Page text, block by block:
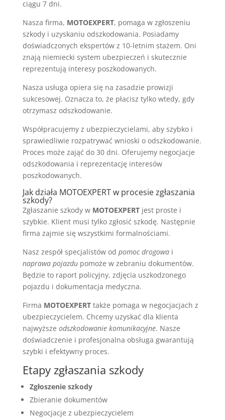
ciągu 7 dni.
Nasza firma, MOTOEXPERT, pomaga w zgłoszeniu
szkody i uzyskaniu odszkodowania. Posiadamy
doświadczonych ekspertów z 10-letnim stażem. Oni
znają niemiecki system ubezpieczeń i skutecznie
reprezentują interesy poszkodowanych.
Nasza usługa opiera się na zasadzie prowizji
sukcesowej. Oznacza to, że płacisz tylko wtedy, gdy
otrzymasz odszkodowanie.
Współpracujemy z ubezpieczycielami, aby szybko i
sprawiedliwie rozpatrywać wnioski o odszkodowanie.
Proces może zająć do 30 dni. Oferujemy negocjacje
odszkodowania i reprezentację interesów
poszkodowanych.
Jak działa MOTOEXPERT w procesie zgłaszania
szkody?
Zgłaszanie szkody w MOTOEXPERTjest proste i
szybkie. Klient musi tylko zgłosić szkodę. Następnie
firma zajmie się wszystkimi formalnościami.
Nasz zespół specjalistów od pomoc drogowai
naprawa pojazdupomoże w zebraniu dokumentów.
Będzie to raport policyjny, zdjęcia uszkodzonego
pojazdu i dokumentacja medyczna.
Firma MOTOEXPERTtakże pomaga w negocjacjach z
ubezpieczycielem. Chcemy uzyskać dla klienta
najwyższe odszkodowanie komunikacyjne. Nasze
doświadczenie i profesjonalna obsługa gwarantują
szybki i efektywny proces.
Etapy zgłaszania szkody
Zgłoszenie szkody
Zbieranie dokumentów
Negocjacje z ubezpieczycielem